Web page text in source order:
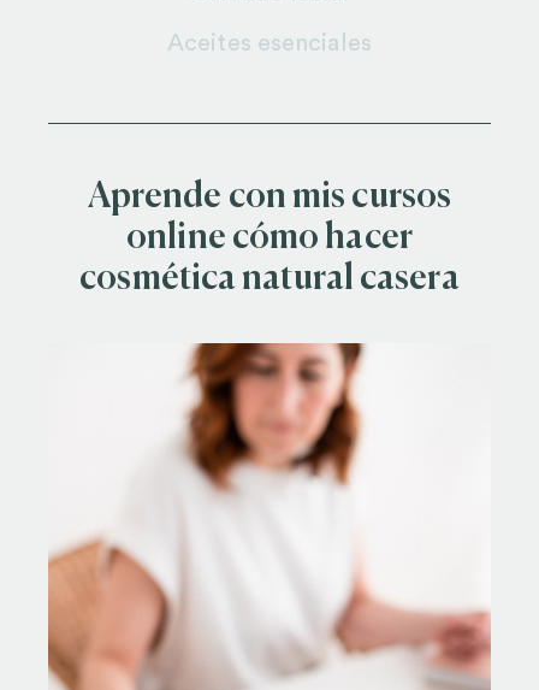
Aceites esenciales
Aprende con mis cursos
online cómo hacer
cosmética natural casera